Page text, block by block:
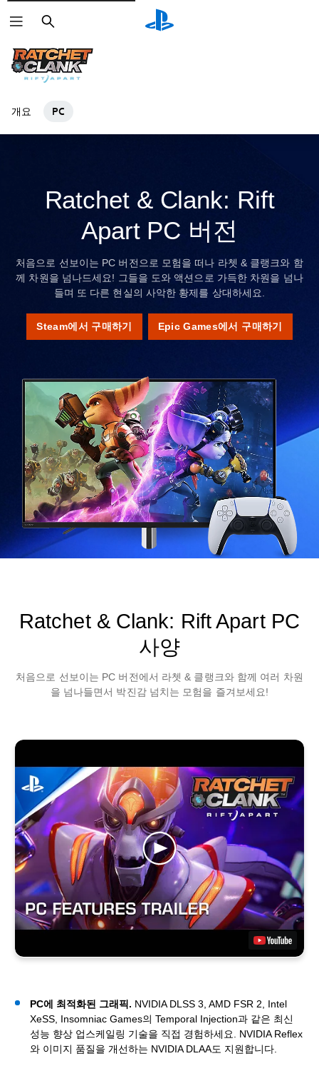
검
색
개요 PC
Ratchet & Clank: Rift
Apart PC 버전
처음으로 선보이는 PC 버전으로 모험을 떠나 라쳇 & 클랭크와 함
께 차원을 넘나드세요! 그들을 도와 액션으로 가득한 차원을 넘나
들며 또 다른 현실의 사악한 황제를 상대하세요.
Steam에서 구매하기 Epic Games에서 구매하기
Ratchet & Clank: Rift Apart PC
사양
처음으로 선보이는 PC 버전에서 라쳇 & 클랭크와 함께 여러 차원
을 넘나들면서 박진감 넘치는 모험을 즐겨보세요!
PC에 최적화된 그래픽. NVIDIA DLSS 3, AMD FSR 2, Intel
XeSS, Insomniac Games의 Temporal Injection과 같은 최신
성능 향상 업스케일링 기술을 직접 경험하세요. NVIDIA Reflex
와 이미지 품질을 개선하는 NVIDIA DLAA도 지원합니다.